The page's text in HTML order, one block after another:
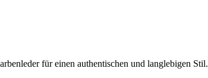
für einen authentischen und langlebigen Stil.